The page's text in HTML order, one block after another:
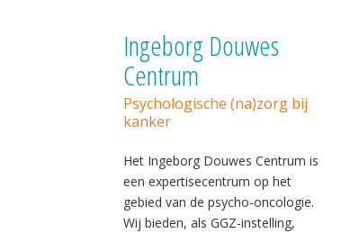
Ingeborg Douwes
Centrum
Psychologische (na)zorg bij
kanker
Het Ingeborg Douwes Centrum is
een expertisecentrum op het
gebied van de psycho-oncologie.
Wij bieden, als GGZ-instelling,